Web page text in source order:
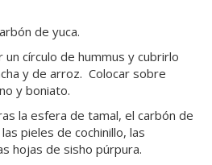
de yuca.
círculo de hummus y cubrirlo
y de arroz. Colocar sobre
y boniato.
la esfera de tamal, el carbón de
pieles de cochinillo, las
hojas de sisho púrpura.